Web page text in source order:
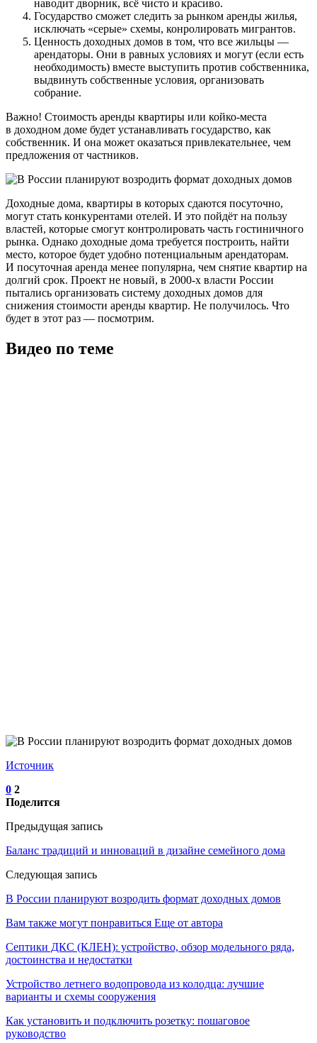
наводит дворник, всё чисто и красиво.
Государство сможет следить за рынком аренды жилья,
исключать «серые» схемы, конролировать мигрантов.
Ценность доходных домов в том, что все жильцы —
арендаторы. Они в равных условиях и могут (если есть
необходимость) вместе выступить против собственника,
выдвинуть собственные условия, организовать
собрание.
Важно! Стоимость аренды квартиры или койко-места
в доходном доме будет устанавливать государство, как
собственник. И она может оказаться привлекательнее, чем
предложения от частников.
Доходные дома, квартиры в которых сдаются посуточно,
могут стать конкурентами отелей. И это пойдёт на пользу
властей, которые смогут контролировать часть гостиничного
рынка. Однако доходные дома требуется построить, найти
место, которое будет удобно потенциальным арендаторам.
И посуточная аренда менее популярна, чем снятие квартир на
долгий срок. Проект не новый, в 2000-х власти России
пытались организовать систему доходных домов для
снижения стоимости аренды квартир. Не получилось. Что
будет в этот раз — посмотрим.
Видео по теме
Источник
0 2
Поделится
Предыдущая запись
Баланс традиций и инноваций в дизайне семейного дома
Следующая запись
В России планируют возродить формат доходных домов
Вам также могут понравиться Еще от автора
Септики ДКС (КЛЕН): устройство, обзор модельного ряда,
достоинства и недостатки
Устройство летнего водопровода из колодца: лучшие
варианты и схемы сооружения
Как установить и подключить розетку: пошаговое
руководство